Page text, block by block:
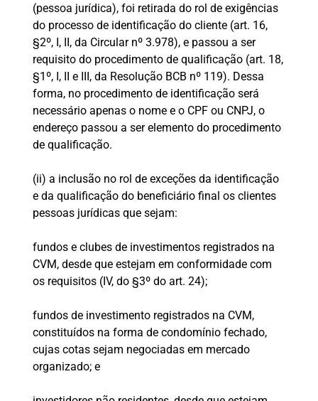
(pessoa jurídica), foi retirada do rol de exigências
do processo de identificação do cliente (art. 16,
§2º, I, II, da Circular nº 3.978), e passou a ser
requisito do procedimento de qualificação (art. 18,
§1º, I, II e III, da Resolução BCB nº 119). Dessa
forma, no procedimento de identificação será
necessário apenas o nome e o CPF ou CNPJ, o
endereço passou a ser elemento do procedimento
de qualificação.
(ii) a inclusão no rol de exceções da identificação
e da qualificação do beneficiário final os clientes
pessoas jurídicas que sejam:
fundos e clubes de investimentos registrados na
CVM, desde que estejam em conformidade com
os requisitos (IV, do §3º do art. 24);
fundos de investimento registrados na CVM,
constituídos na forma de condomínio fechado,
cujas cotas sejam negociadas em mercado
organizado; e